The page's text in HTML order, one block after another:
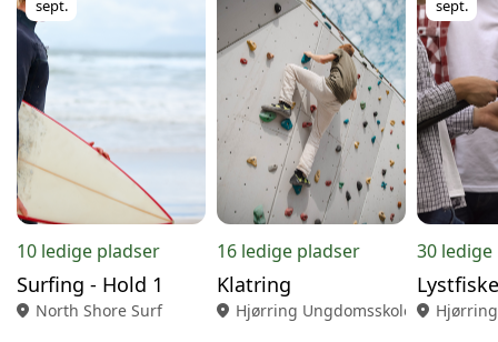
sept.
10 ledige pladser
Surfing - Hold 1
location_on North Shore Surf
16 ledige pladser
Klatring
location_on Hjørring Ungdomsskole
sept.
30
location_on